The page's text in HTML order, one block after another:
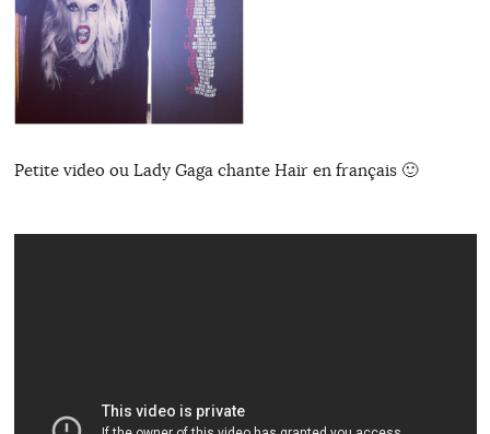
Petite video ou Lady Gaga chante Hair en français 🙂